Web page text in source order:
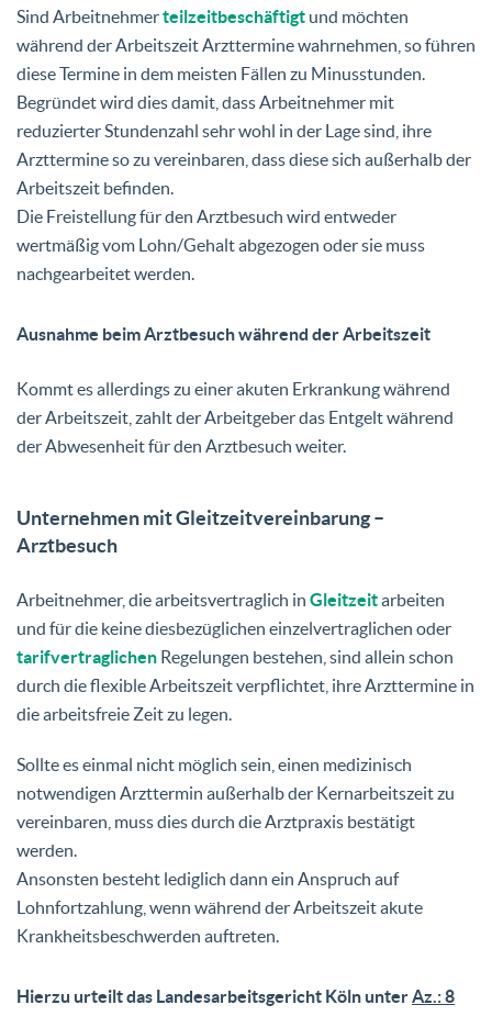
Sind Arbeitnehmerteilzeitbeschäftigt und möchten
während der Arbeitszeit Arzttermine wahrnehmen, so führen
diese Termine in dem meisten Fällen zu Minusstunden.
Begründet wird dies damit, dass Arbeitnehmer mit
reduzierter Stundenzahl sehr wohl in der Lage sind, ihre
Arzttermine so zu vereinbaren, dass diese sich außerhalb der
Arbeitszeit befinden.
Die Freistellung für den Arztbesuch wird entweder
wertmäßig vom Lohn/Gehalt abgezogen oder sie muss
nachgearbeitet werden.
Ausnahme beim Arztbesuch während der Arbeitszeit
Kommt es allerdings zu einer akuten Erkrankung während
der Arbeitszeit, zahlt der Arbeitgeber das Entgelt während
der Abwesenheit für den Arztbesuch weiter.
Unternehmen mit Gleitzeitvereinbarung –
Arztbesuch
Arbeitnehmer, die arbeitsvertraglich in Gleitzeitarbeiten
und für die keine diesbezüglichen einzelvertraglichen oder
tarifvertraglichen Regelungen bestehen, sind allein schon
durch die flexible Arbeitszeit verpflichtet, ihre Arzttermine in
die arbeitsfreie Zeit zu legen.
Sollte es einmal nicht möglich sein, einen medizinisch
notwendigen Arzttermin außerhalb der Kernarbeitszeit zu
vereinbaren, muss dies durch die Arztpraxis bestätigt
werden.
Ansonsten besteht lediglich dann ein Anspruch auf
Lohnfortzahlung, wenn während der Arbeitszeit akute
Krankheitsbeschwerden auftreten.
Hierzu urteilt das Landesarbeitsgericht Köln unterAz.: 8